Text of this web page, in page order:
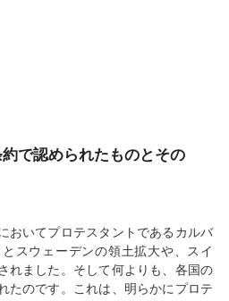
で認められたものとその
おいてプロテスタントであるカルバ
スウェーデンの領土拡大や、スイ
れました。そして何よりも、各国の
たのです。これは、明らかにプロテ